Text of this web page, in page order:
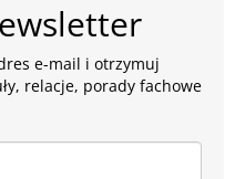
e-mail i otrzymuj
relacje, porady fachowe